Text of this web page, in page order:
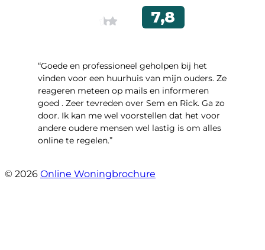
“Goede en professioneel geholpen bij het
vinden voor een huurhuis van mijn ouders. Ze
reageren meteen op mails en informeren
goed . Zeer tevreden over Sem en Rick. Ga zo
door. Ik kan me wel voorstellen dat het voor
andere oudere mensen wel lastig is om alles
online te regelen.”
© 2026 Online Woningbrochure